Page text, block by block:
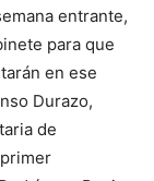
entrante,
para que
en ese
Durazo,
de